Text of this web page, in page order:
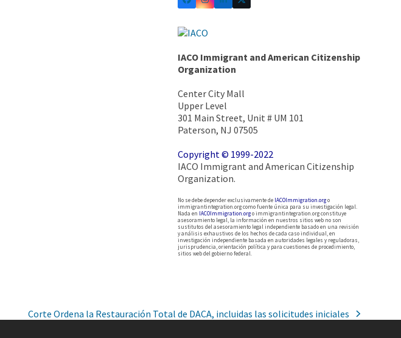
IACO Immigrant and American Citizenship
Organization
Center City Mall
Upper Level
301 Main Street, Unit # UM 101
Paterson, NJ 07505
Copyright © 1999-2022
IACO Immigrant and American Citizenship
Organization.
No se debe depender exclusivamente de IACOImmigration.orgo
immigrantintegration.org como fuente única para su investigación legal.
Nada en IACOImmigration.orgo immigrantintegration.org constituye
asesoramiento legal, la información en nuestros sitios web no son
sustitutos del asesoramiento legal independiente basado en una revisión
y análisis exhaustivos de los hechos de cada caso individual, en
investigación independiente basada en autoridades legales y reguladoras,
jurisprudencia, orientación política y para cuestiones de procedimiento,
sitios web del gobierno federal.
Corte Ordena la Restauración Total de DACA, incluidas las solicitudes iniciales